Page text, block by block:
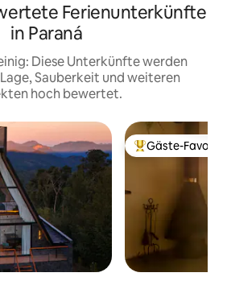
Ferienunterkünfte
in Paraná
Diese Unterkünfte werden
Sauberkeit und weiteren
hoch bewertet.
Beliebter Gäste-
Gäste-Favorit